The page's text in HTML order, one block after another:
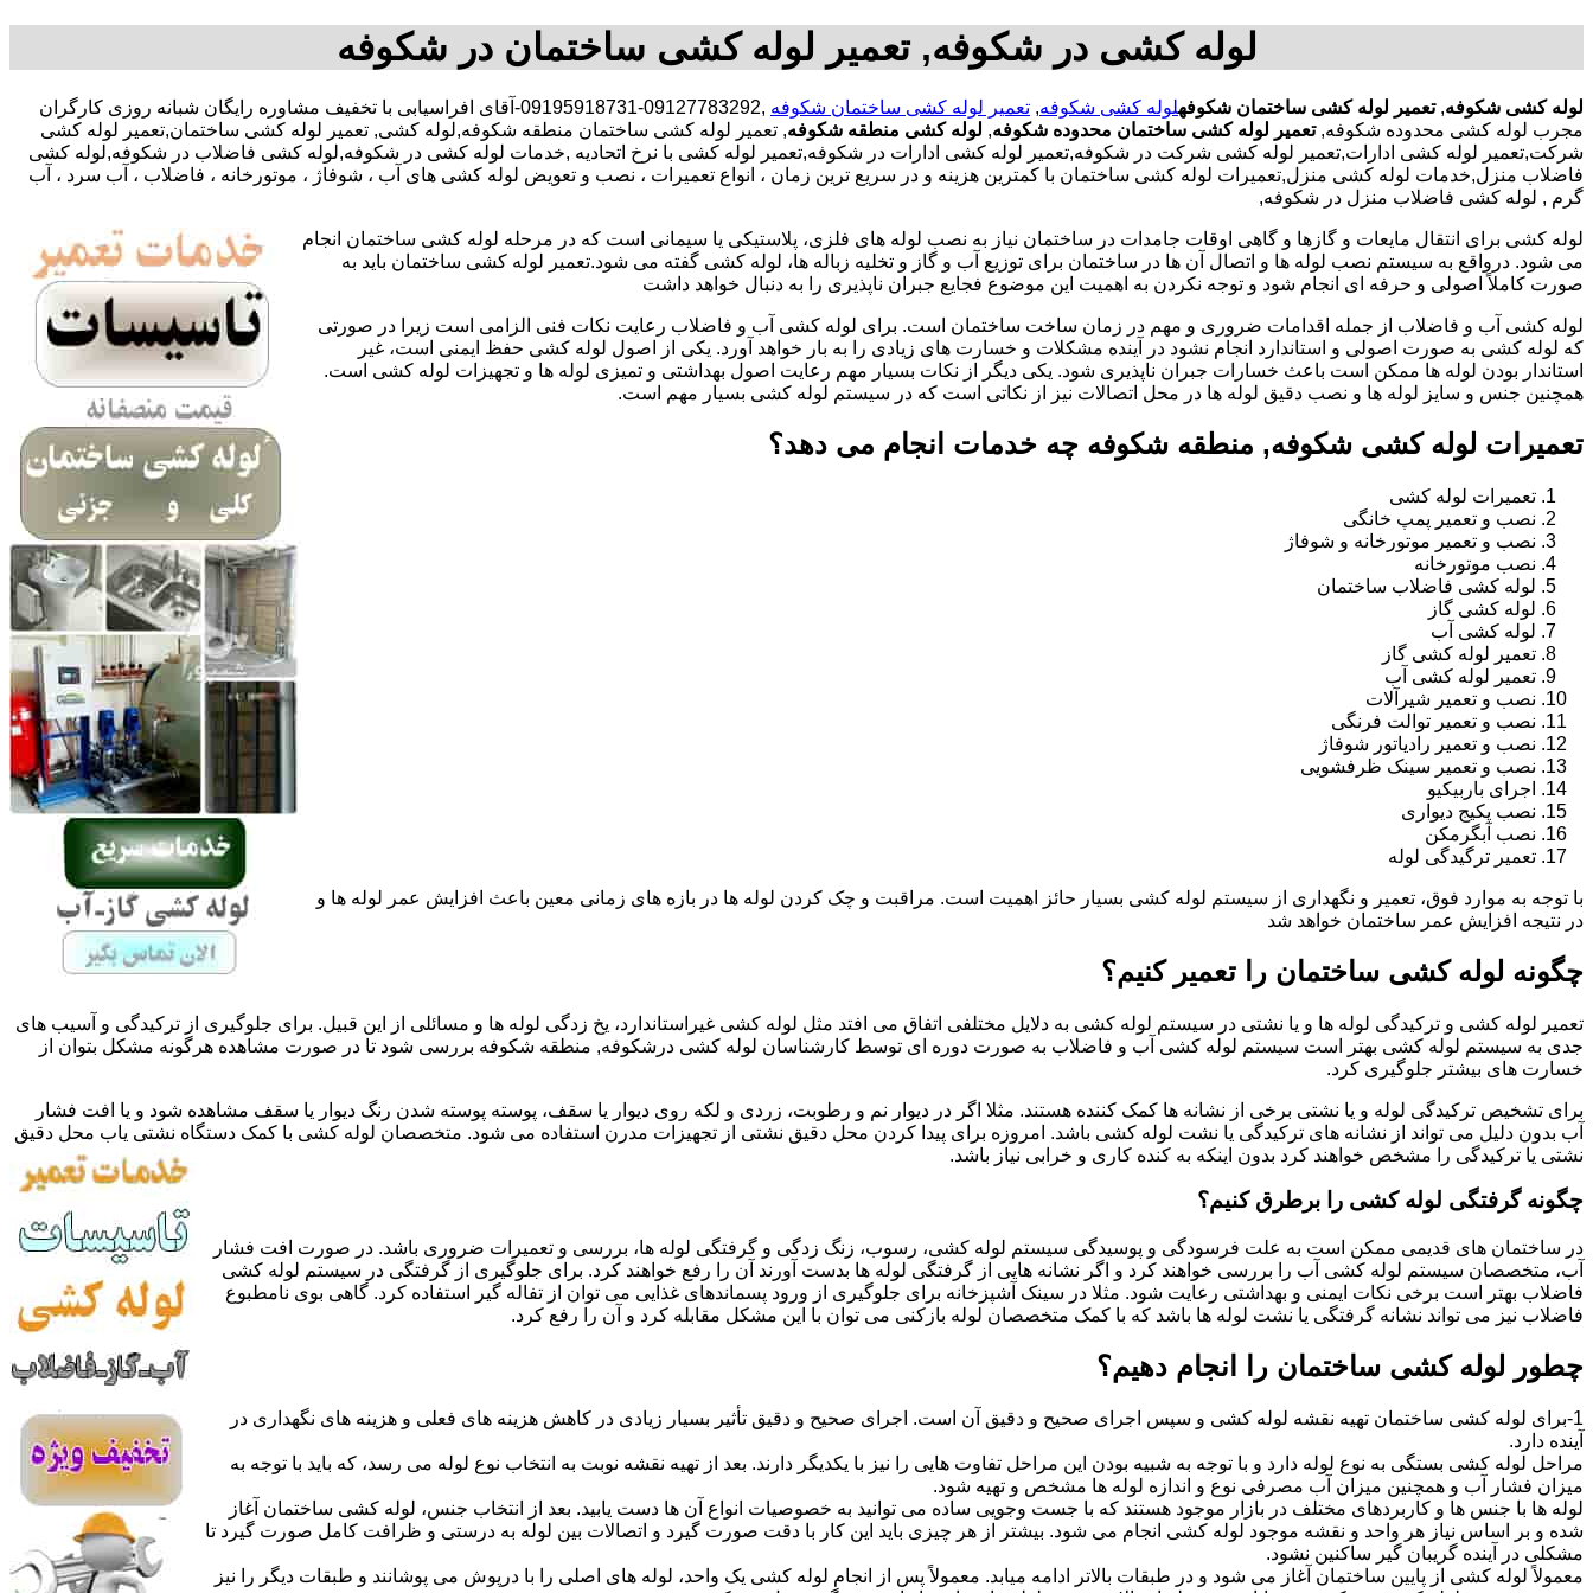
لوله کشی در شکوفه, تعمیر لوله کشی ساختمان در شکوفه
لوله کشی شکوفه,تعمیر لوله کشی ساختمان شکوفهلوله کشی شکوفه, تعمیر لوله کشی ساختمان شکوفه
,09127783292-09195918731-آقای افراسیابی با تخفیف مشاوره رایگان شبانه روزی کارگران
مجرب لوله کشی محدوده شکوفه,تعمیر لوله کشی ساختمان محدوده شکوفه, لوله کشی منطقه شکوفه, تعمیر لوله کشی ساختمان منطقه شکوفه,لوله کشی, تعمیر لوله کشی ساختمان,تعمیر لوله کشی
شرکت,تعمیر لوله کشی ادارات,تعمیر لوله کشی شرکت در شکوفه,تعمیر لوله کشی ادارات در شکوفه,تعمیر لوله کشی با نرخ اتحادیه ,خدمات لوله کشی در شکوفه,لوله کشی فاضلاب در شکوفه,لوله کشی
فاضلاب منزل,خدمات لوله کشی منزل,تعمیرات لوله کشی ساختمان با کمترین هزینه و در سریع ترین زمان ، انواع تعمیرات ، نصب و تعویض لوله کشی های آب ، شوفاژ ، موتورخانه ، فاضلاب ، آب سرد ، آب
گرم , لوله کشی فاضلاب منزل در شکوفه,
لوله کشی برای انتقال مایعات و گازها و گاهی اوقات جامدات در ساختمان نیاز به نصب لوله های فلزی، پلاستیکی یا سیمانی است که در مرحله لوله کشی ساختمان انجام
می شود. درواقع به سیستم نصب لوله ها و اتصال آن ها در ساختمان برای توزیع آب و گاز و تخلیه زباله ها، لوله کشی گفته می شود.تعمیر لوله کشی ساختمان باید به
صورت کاملاً اصولی و حرفه ای انجام شود و توجه نکردن به اهمیت این موضوع فجایع جبران ناپذیری را به دنبال خواهد داشت
لوله کشی آب و فاضلاب از جمله اقدامات ضروری و مهم در زمان ساخت ساختمان است. برای لوله کشی آب و فاضلاب رعایت نکات فنی الزامی است زیرا در صورتی
که لوله کشی به صورت اصولی و استاندارد انجام نشود در آینده مشکلات و خسارت های زیادی را به بار خواهد آورد. یکی از اصول لوله کشی حفظ ایمنی است، غیر
استاندار بودن لوله ها ممکن است باعث خسارات جبران ناپذیری شود. یکی دیگر از نکات بسیار مهم رعایت اصول بهداشتی و تمیزی لوله ها و تجهیزات لوله کشی است.
همچنین جنس و سایز لوله ها و نصب دقیق لوله ها در محل اتصالات نیز از نکاتی است که در سیستم لوله کشی بسیار مهم است.
تعمیرات لوله کشی شکوفه, منطقه شکوفه چه خدمات انجام می دهد؟
تعمیرات لوله کشی
نصب و تعمیر پمپ خانگی
نصب و تعمیر موتورخانه و شوفاژ
نصب موتورخانه
لوله کشی فاضلاب ساختمان
لوله کشی گاز
لوله کشی آب
تعمیر لوله کشی گاز
تعمیر لوله کشی آب
نصب و تعمیر شیرآلات
نصب و تعمیر توالت فرنگی
نصب و تعمیر رادیاتور شوفاژ
نصب و تعمیر سینک ظرفشویی
اجرای باربیکیو
نصب پکیج دیواری
نصب آبگرمکن
تعمیر ترگیدگی لوله
با توجه به موارد فوق، تعمیر و نگهداری از سیستم لوله کشی بسیار حائز اهمیت است. مراقبت و چک کردن لوله ها در بازه های زمانی معین باعث افزایش عمر لوله ها و
در نتیجه افزایش عمر ساختمان خواهد شد
چگونه لوله کشی ساختمان را تعمیر کنیم؟
تعمیر لوله کشی و ترکیدگی لوله ها و یا نشتی در سیستم لوله کشی به دلایل مختلفی اتفاق می افتد مثل لوله کشی غیراستاندارد، یخ زدگی لوله ها و مسائلی از این قبیل. برای جلوگیری از ترکیدگی و آسیب های
جدی به سیستم لوله کشی بهتر است سیستم لوله کشی آب و فاضلاب به صورت دوره ای توسط کارشناسان لوله کشی درشکوفه, منطقه شکوفه بررسی شود تا در صورت مشاهده هرگونه مشکل بتوان از
خسارت های بیشتر جلوگیری کرد.
برای تشخیص ترکیدگی لوله و یا نشتی برخی از نشانه ها کمک کننده هستند. مثلا اگر در دیوار نم و رطوبت، زردی و لکه روی دیوار یا سقف، پوسته پوسته شدن رنگ دیوار یا سقف مشاهده شود و یا افت فشار
آب بدون دلیل می تواند از نشانه های ترکیدگی یا نشت لوله کشی باشد. امروزه برای پیدا کردن محل دقیق نشتی از تجهیزات مدرن استفاده می شود. متخصصان لوله کشی با کمک دستگاه نشتی یاب محل دقیق
نشتی یا ترکیدگی را مشخص خواهند کرد بدون اینکه به کنده کاری و خرابی نیاز باشد.
چگونه گرفتگی لوله کشی را برطرق کنیم؟
در ساختمان های قدیمی ممکن است به علت فرسودگی و پوسیدگی سیستم لوله کشی، رسوب، زنگ زدگی و گرفتگی لوله ها، بررسی و تعمیرات ضروری باشد. در صورت افت فشار
آب، متخصصان سیستم لوله کشی آب را بررسی خواهند کرد و اگر نشانه هایی از گرفتگی لوله ها بدست آورند آن را رفع خواهند کرد. برای جلوگیری از گرفتگی در سیستم لوله کشی
فاضلاب بهتر است برخی نکات ایمنی و بهداشتی رعایت شود. مثلا در سینک آشپزخانه برای جلوگیری از ورود پسماندهای غذایی می توان از تفاله گیر استفاده کرد. گاهی بوی نامطبوع
فاضلاب نیز می تواند نشانه گرفتگی یا نشت لوله ها باشد که با کمک متخصصان لوله بازکنی می توان با این مشکل مقابله کرد و آن را رفع کرد.
چطور لوله کشی ساختمان را انجام دهیم؟
1-برای لوله کشی ساختمان تهیه نقشه لوله کشی و سپس اجرای صحیح و دقیق آن است. اجرای صحیح و دقیق تأثیر بسیار زیادی در کاهش هزینه های فعلی و هزینه های نگهداری در
آینده دارد.
مراحل لوله کشی بستگی به نوع لوله دارد و با توجه به شبیه بودن این مراحل تفاوت هایی را نیز با یکدیگر دارند. بعد از تهیه نقشه نوبت به انتخاب نوع لوله می رسد، که باید با توجه به
میزان فشار آب و همچنین میزان آب مصرفی نوع و اندازه لوله ها مشخص و تهیه شود.
لوله ها با جنس ها و کاربردهای مختلف در بازار موجود هستند که با جست وجویی ساده می توانید به خصوصیات انواع آن ها دست یابید. بعد از انتخاب جنس، لوله کشی ساختمان آغاز
شده و بر اساس نیاز هر واحد و نقشه موجود لوله کشی انجام می شود. بیشتر از هر چیزی باید این کار با دقت صورت گیرد و اتصالات بین لوله به درستی و ظرافت کامل صورت گیرد تا
مشکلی در آینده گریبان گیر ساکنین نشود.
معمولاً لوله کشی از پایین ساختمان آغاز می شود و در طبقات بالاتر ادامه میابد. معمولاً پس از انجام لوله کشی یک واحد، لوله های اصلی را با درپوش می پوشانند و طبقات دیگر را نیز